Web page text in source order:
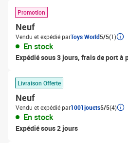
Promotion
Neuf
Vendu et expédié parToys World5/5(1)
En stock
Expédié sous 3 jours, frais de port à
Livraison Offerte
Neuf
Vendu et expédié par1001jouets5/5(4)
En stock
Expédié sous 2 jours